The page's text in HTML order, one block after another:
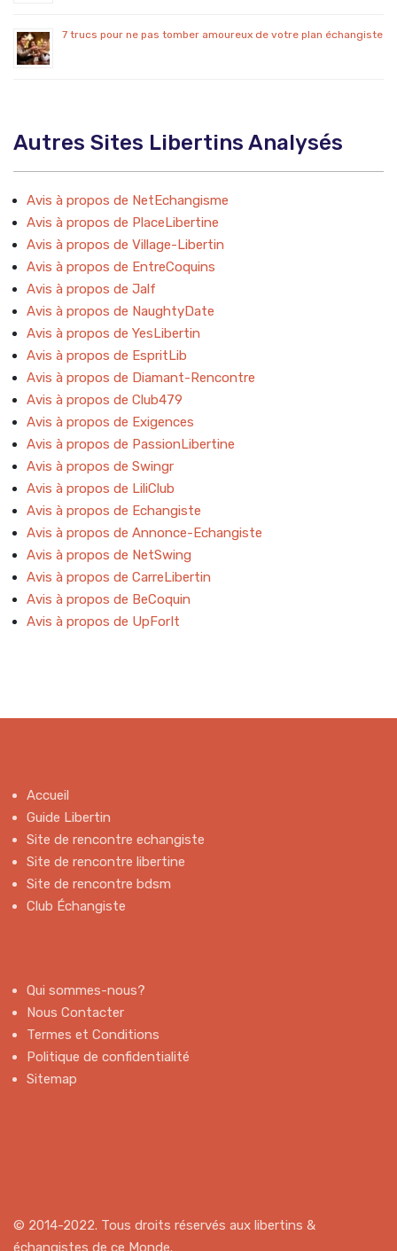
7 trucs pour ne pas tomber amoureux de votre plan échangiste
Autres Sites Libertins Analysés
Avis à propos de NetEchangisme
Avis à propos de PlaceLibertine
Avis à propos de Village-Libertin
Avis à propos de EntreCoquins
Avis à propos de Jalf
Avis à propos de NaughtyDate
Avis à propos de YesLibertin
Avis à propos de EspritLib
Avis à propos de Diamant-Rencontre
Avis à propos de Club479
Avis à propos de Exigences
Avis à propos de PassionLibertine
Avis à propos de Swingr
Avis à propos de LiliClub
Avis à propos de Echangiste
Avis à propos de Annonce-Echangiste
Avis à propos de NetSwing
Avis à propos de CarreLibertin
Avis à propos de BeCoquin
Avis à propos de UpForIt
Accueil
Guide Libertin
Site de rencontre echangiste
Site de rencontre libertine
Site de rencontre bdsm
Club Échangiste
Qui sommes-nous?
Nous Contacter
Termes et Conditions
Politique de confidentialité
Sitemap
© 2014-2022. Tous droits réservés aux libertins &